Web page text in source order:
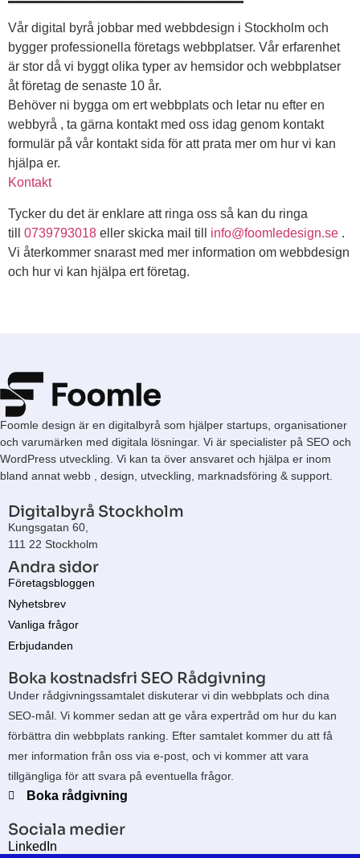
Vår digital byrå jobbar med webbdesign i Stockholm och
bygger professionella företags webbplatser. Vår erfarenhet
är stor då vi byggt olika typer av hemsidor och webbplatser
åt företag de senaste 10 år.
Behöver ni bygga om ert webbplats och letar nu efter en
webbyrå , ta gärna kontakt med oss idag genom kontakt
formulär på vår kontakt sida för att prata mer om hur vi kan
hjälpa er.
Kontakt
Tycker du det är enklare att ringa oss så kan du ringa
till 0739793018 eller skicka mail till info@foomledesign.se .
Vi återkommer snarast med mer information om webbdesign
och hur vi kan hjälpa ert företag.
Foomle design är en digitalbyrå som hjälper startups, organisationer
och varumärken med digitala lösningar. Vi är specialister på SEO och
WordPress utveckling. Vi kan ta över ansvaret och hjälpa er inom
bland annat webb , design, utveckling, marknadsföring & support.
Digitalbyrå Stockholm
Kungsgatan 60,
111 22 Stockholm
Andra sidor
Företagsbloggen
Nyhetsbrev
Vanliga frågor
Erbjudanden
Boka kostnadsfri SEO Rådgivning
Under rådgivningssamtalet diskuterar vi din webbplats och dina
SEO-mål. Vi kommer sedan att ge våra expertråd om hur du kan
förbättra din webbplats ranking. Efter samtalet kommer du att få
mer information från oss via e-post, och vi kommer att vara
tillgängliga för att svara på eventuella frågor.
Boka rådgivning
Sociala medier
LinkedIn